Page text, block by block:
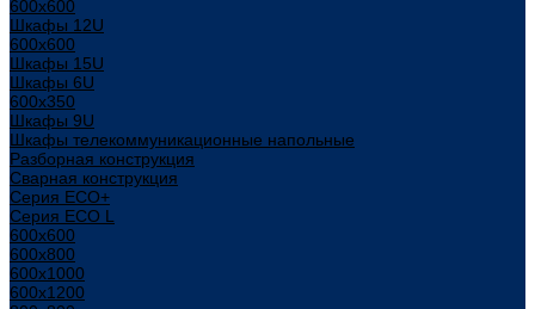
600x600
Шкафы 12U
600x600
Шкафы 15U
Шкафы 6U
600x350
Шкафы 9U
Шкафы телекоммуникационные напольные
Разборная конструкция
Сварная конструкция
Серия ECO+
Серия ECO L
600x600
600x800
600х1000
600х1200